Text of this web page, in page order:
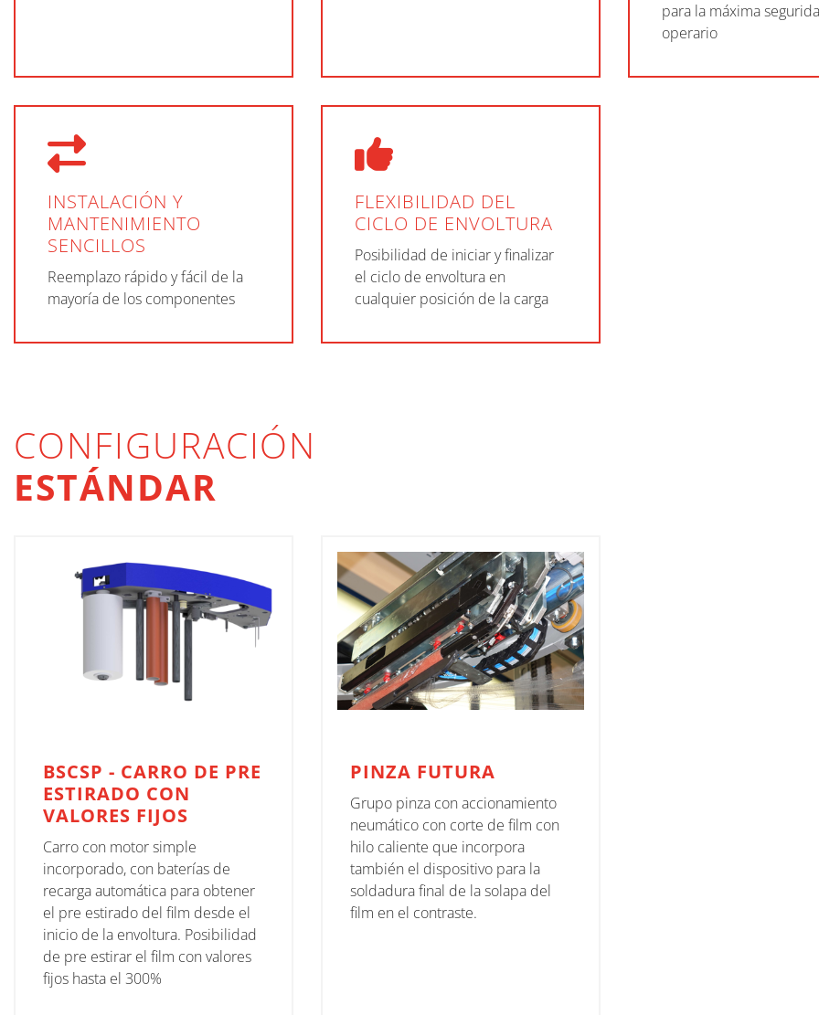
para la máxima
operario
INSTALACIÓN Y
MANTENIMIENTO
SENCILLOS
Reemplazo rápido y fácil de la
mayoría de los componentes
FLEXIBILIDAD DEL
CICLO DE ENVOLTURA
Posibilidad de iniciar y finalizar
el ciclo de envoltura en
cualquier posición de la carga
CONFIGURACIÓN
ESTÁNDAR
BSCSP - CARRO DE PRE
ESTIRADO CON
VALORES FIJOS
Carro con motor simple
incorporado, con baterías de
recarga automática para obtener
el pre estirado del film desde el
inicio de la envoltura. Posibilidad
de pre estirar el film con valores
fijos hasta el 300%
PINZA FUTURA
Grupo pinza con accionamiento
neumático con corte de film con
hilo caliente que incorpora
también el dispositivo para la
soldadura final de la solapa del
film en el contraste.